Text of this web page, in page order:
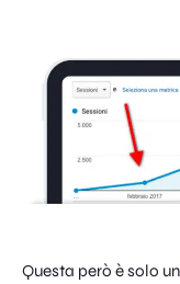
Questa però è solo